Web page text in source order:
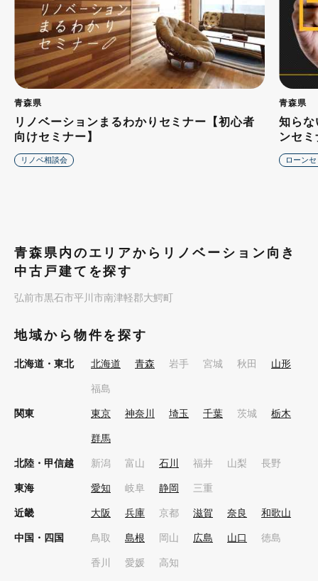
青森県
リノベーションまるわかりセミナー【初心者
向けセミナー】
リノベ相談会
青森県
知らな
ンセ
ローン
青森県内のエリアからリノベーション向き
中古戸建てを探す
弘前市黒石市平川市南津軽郡大鰐町
地域から物件を探す
北海道・東北 北海道 青森 岩手 宮城 秋田 山形
福島
関東 東京 神奈川 埼玉 千葉 茨城 栃木
群馬
北陸・甲信越 新潟 富山 石川 福井 山梨 長野
東海 愛知 岐阜 静岡 三重
近畿 大阪 兵庫 京都 滋賀 奈良 和歌山
中国・四国 鳥取 島根 岡山 広島 山口 徳島
香川 愛媛 高知